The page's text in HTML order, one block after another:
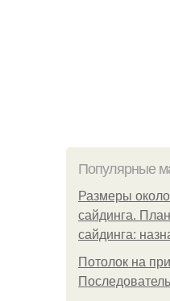
Популярные
Размеры
сайдинга.
сайдинга:
Потолок на